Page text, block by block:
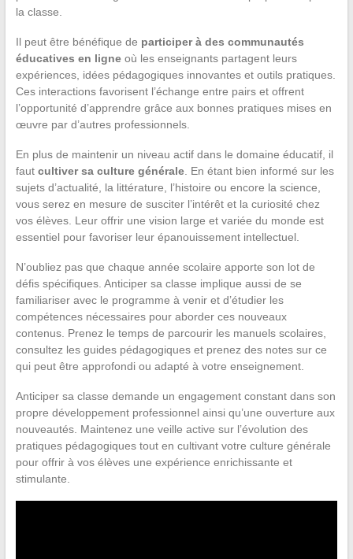
la classe.
Il peut être bénéfique de participer à des communautés
éducatives en ligneoù les enseignants partagent leurs
expériences, idées pédagogiques innovantes et outils pratiques.
Ces interactions favorisent l’échange entre pairs et offrent
l’opportunité d’apprendre grâce aux bonnes pratiques mises en
œuvre par d’autres professionnels.
En plus de maintenir un niveau actif dans le domaine éducatif, il
faut cultiver sa culture générale. En étant bien informé sur les
sujets d’actualité, la littérature, l’histoire ou encore la science,
vous serez en mesure de susciter l’intérêt et la curiosité chez
vos élèves. Leur offrir une vision large et variée du monde est
essentiel pour favoriser leur épanouissement intellectuel.
N’oubliez pas que chaque année scolaire apporte son lot de
défis spécifiques. Anticiper sa classe implique aussi de se
familiariser avec le programme à venir et d’étudier les
compétences nécessaires pour aborder ces nouveaux
contenus. Prenez le temps de parcourir les manuels scolaires,
consultez les guides pédagogiques et prenez des notes sur ce
qui peut être approfondi ou adapté à votre enseignement.
Anticiper sa classe demande un engagement constant dans son
propre développement professionnel ainsi qu’une ouverture aux
nouveautés. Maintenez une veille active sur l’évolution des
pratiques pédagogiques tout en cultivant votre culture générale
pour offrir à vos élèves une expérience enrichissante et
stimulante.